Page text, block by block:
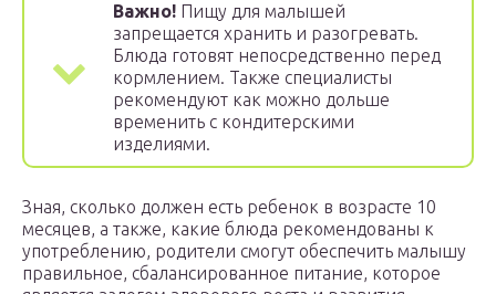
Важно! Пищу для малышей
запрещается хранить и разогревать.
Блюда готовят непосредственно перед
кормлением. Также специалисты
рекомендуют как можно дольше
временить с кондитерскими
изделиями.
Зная, сколько должен есть ребенок в возрасте 10
месяцев, а также, какие блюда рекомендованы к
употреблению, родители смогут обеспечить малышу
правильное, сбалансированное питание, которое